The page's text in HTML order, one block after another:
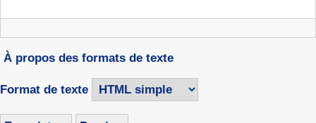
À propos des formats de texte
Format de texte